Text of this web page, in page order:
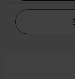
Hoppa
över
filtersektionen